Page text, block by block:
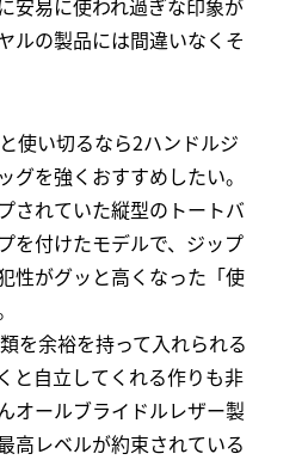
安易に使われ過ぎな印象が
ルの製品には間違いなくそ
使い切るなら2ハンドルジ
グを強くおすすめしたい。
されていた縦型のトートバ
を付けたモデルで、ジップ
性がグッと高くなった「使
を余裕を持って入れられる
と自立してくれる作りも非
オールブライドルレザー製
高レベルが約束されている